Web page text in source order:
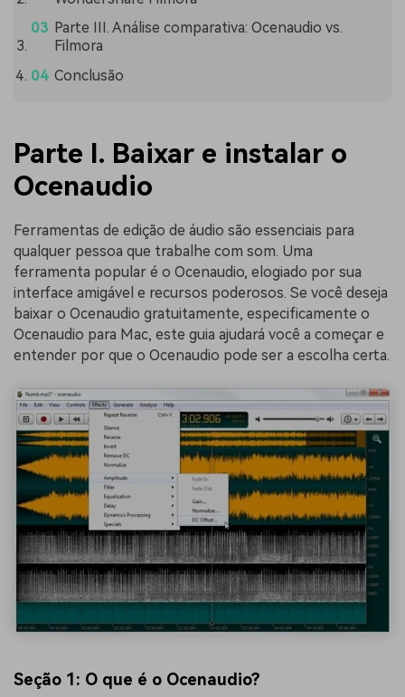
Parte III. Análise comparativa: Ocenaudio vs.
Filmora
Conclusão
Parte I. Baixar e instalar o
Ocenaudio
Ferramentas de edição de áudio são essenciais para
qualquer pessoa que trabalhe com som. Uma
ferramenta popular é o Ocenaudio, elogiado por sua
interface amigável e recursos poderosos. Se você deseja
baixar o Ocenaudio gratuitamente, especificamente o
Ocenaudio para Mac, este guia ajudará você a começar e
entender por que o Ocenaudio pode ser a escolha certa.
Seção 1: O que é o Ocenaudio?